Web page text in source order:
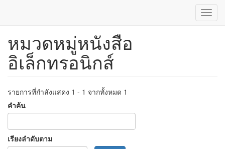
ข้าม
เนื้อหา
หมวดหมู่หนังสือ
อิเล็กทรอนิกส์
รายการที่กำลังแสดง 1 - 1 จากทั้งหมด 1
คำค้น
เรียงลำดับตาม